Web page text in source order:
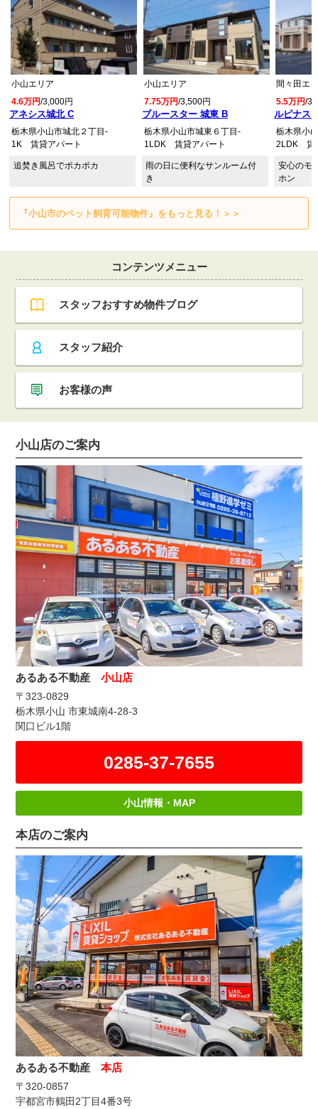
アネシス城北 C
小山エリア
4.6万円/3,000円
栃木県小山市城北２丁目-
1K 賃貸アパート
追焚き風呂でポカポカ
ブルースター 城東 B
小山エリア
7.75万円/3,500円
栃木県小山市城東６丁目-
1LDK 賃貸アパート
雨の日に便利なサンルーム付
き
ルピナス
間々田エ
5.5万円/
栃木県小
2LDK 賃
安心のモ
ホン
『小山市のペット飼育可能物件』をもっと見る！＞＞
コンテンツメニュー
スタッフおすすめ物件ブログ
スタッフ紹介
お客様の声
小山店のご案内
あるある不動産小山店
〒323-0829
栃木県小山 市東城南4-28-3
関口ビル1階
0285-37-7655
小山情報・MAP
本店のご案内
あるある不動産本店
〒320-0857
宇都宮市鶴田2丁目4番3号